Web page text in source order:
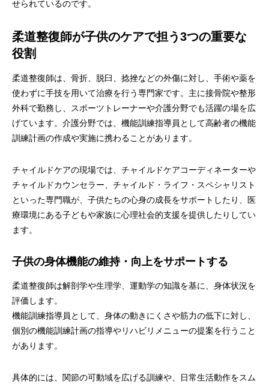
せられているのです。
柔道整復師が子供のケアで担う3つの重要な
役割
柔道整復師は、骨折、脱臼、捻挫などの外傷に対し、手術や薬を
使わずに手技を用いて治療を行う専門家です。主に接骨院や整形
外科で勤務し、スポーツトレーナーや介護分野でも活躍の場を広
げています。介護分野では、機能訓練指導員として高齢者の機能
訓練計画の作成や実施に携わることがあります。
チャイルドケアの現場では、チャイルドケアコーディネーターや
チャイルドカウンセラー、チャイルド・ライフ・スペシャリスト
といった専門職が、子供たちの心身の成長をサポートしたり、医
療環境にある子どもや家族に心理社会的支援を提供したりしてい
ます。
子供の身体機能の維持・向上をサポートする
柔道整復師は解剖学や生理学、運動学の知識を基に、身体状況を
評価します。
機能訓練指導員として、身体の動きにくさや筋力の低下に対し、
個別の機能訓練計画の指導やリハビリメニューの提案を行うこと
があります。
具体的には、関節の可動域を広げる訓練や、日常生活動作をスム